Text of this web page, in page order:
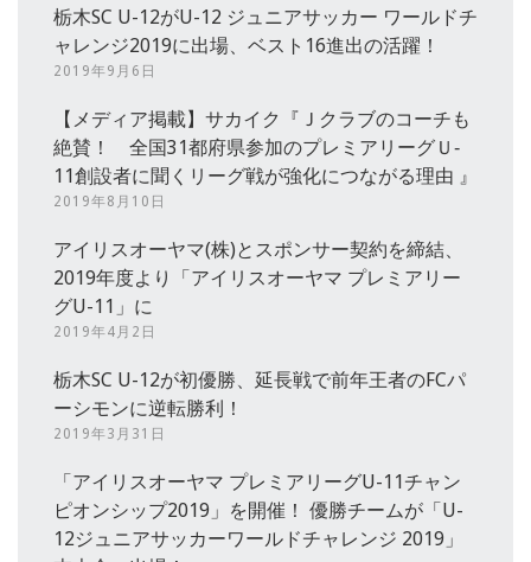
栃木SC U-12がU-12 ジュニアサッカー ワールドチ
ャレンジ2019に出場、ベスト16進出の活躍！
2019年9月6日
【メディア掲載】サカイク『Ｊクラブのコーチも
絶賛！ 全国31都府県参加のプレミアリーグＵ‐
11創設者に聞くリーグ戦が強化につながる理由 』
2019年8月10日
アイリスオーヤマ(株)とスポンサー契約を締結、
2019年度より「アイリスオーヤマ プレミアリー
グU-11」に
2019年4月2日
栃木SC U-12が初優勝、延長戦で前年王者のFCパ
ーシモンに逆転勝利！
2019年3月31日
「アイリスオーヤマ プレミアリーグU-11チャン
ピオンシップ2019」を開催！ 優勝チームが「U-
12ジュニアサッカーワールドチャレンジ 2019」